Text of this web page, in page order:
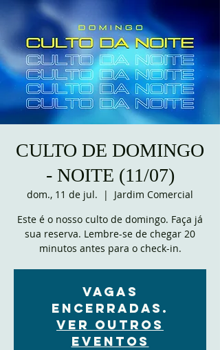
CULTO DE DOMINGO
- NOITE (11/07)
dom., 11 de jul.
  |
Jardim Comercial
Este é o nosso culto de domingo. Faça já
sua reserva. Lembre-se de chegar 20
minutos antes para o check-in.
VAGAS
ENCERRADAS.
Ver outros
eventos